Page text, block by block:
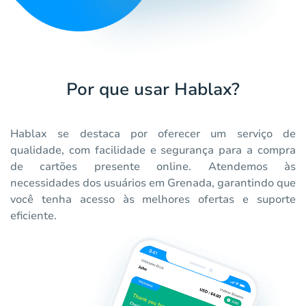
Por que usar Hablax?
Hablax se destaca por oferecer um serviço de
qualidade, com facilidade e segurança para a compra
de cartões presente online. Atendemos às
necessidades dos usuários em Grenada, garantindo que
você tenha acesso às melhores ofertas e suporte
eficiente.